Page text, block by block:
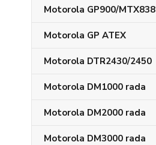
Motorola GP900/MTX838
Motorola GP ATEX
Motorola DTR2430/2450
Motorola DM1000 rada
Motorola DM2000 rada
Motorola DM3000 rada